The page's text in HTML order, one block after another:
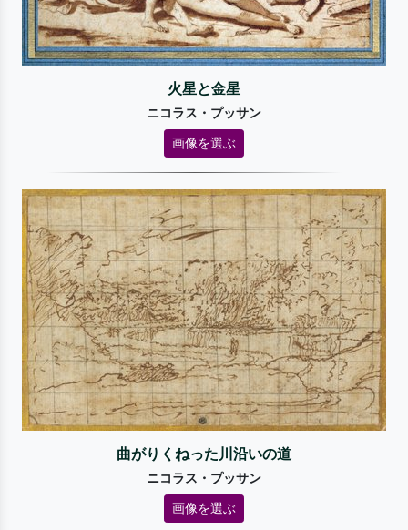
火星と金星
ニコラス・プッサン
画像を選ぶ
曲がりくねった川沿いの道
ニコラス・プッサン
画像を選ぶ